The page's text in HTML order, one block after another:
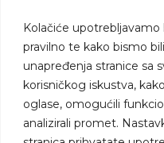
Kolačiće upotrebljavamo
pravilno te kako bismo
unapređenja stranice sa
korisničkog iskustva,
oglase, omogućili
analizirali promet.
Svet poljoprivrede
Marketing usluge
Tražimo saradnike
Kontakt